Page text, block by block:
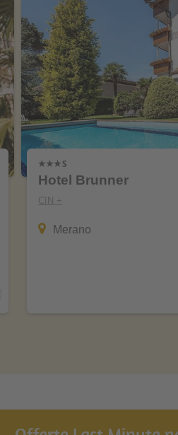
Hotel Brunner
CIN +
Merano